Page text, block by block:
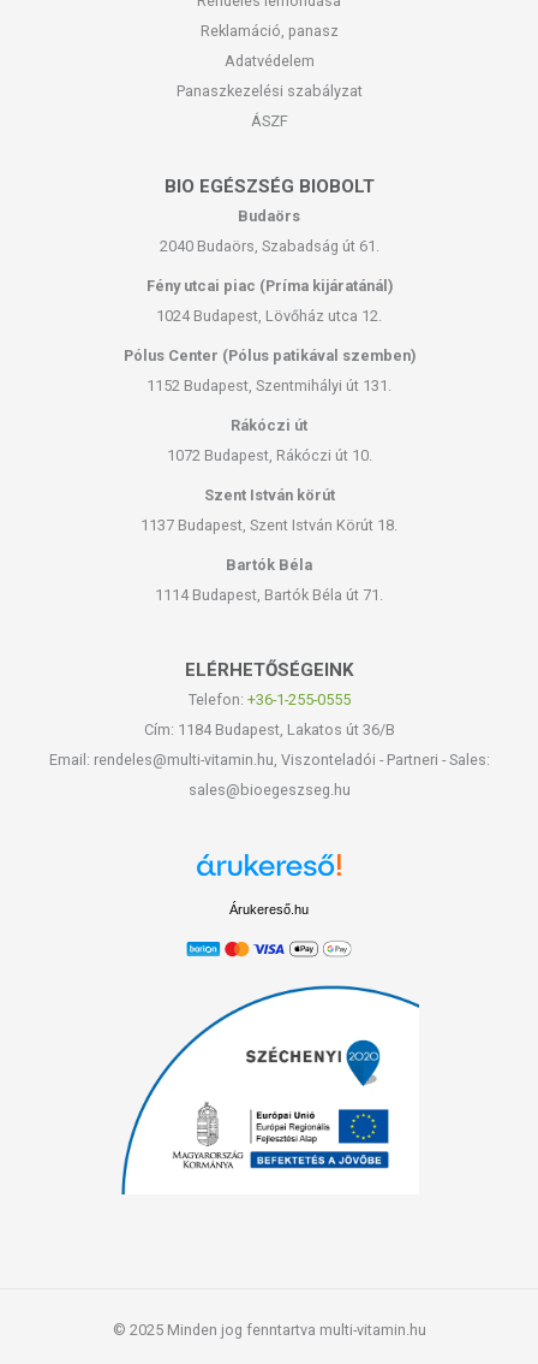
Reklamáció, panasz
Adatvédelem
Panaszkezelési szabályzat
ÁSZF
BIO EGÉSZSÉG BIOBOLT
Budaörs
2040 Budaörs, Szabadság út 61.
Fény utcai piac (Príma kijáratánál)
1024 Budapest, Lövőház utca 12.
Pólus Center (Pólus patikával szemben)
1152 Budapest, Szentmihályi út 131.
Rákóczi út
1072 Budapest, Rákóczi út 10.
Szent István körút
1137 Budapest, Szent István Körút 18.
Bartók Béla
1114 Budapest, Bartók Béla út 71.
ELÉRHETŐSÉGEINK
Telefon: +36-1-255-0555
Cím: 1184 Budapest, Lakatos út 36/B
Email: rendeles@multi-vitamin.hu, Viszonteladói - Partneri - Sales:
sales@bioegeszseg.hu
Árukereső.hu
© 2025 Minden jog fenntartva multi-vitamin.hu